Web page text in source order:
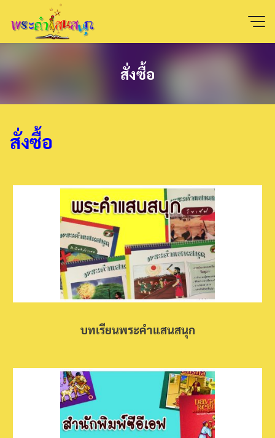
content
สั่งซื้อ
สั่งซื้อ
บทเรียนพระคำแสนสนุก